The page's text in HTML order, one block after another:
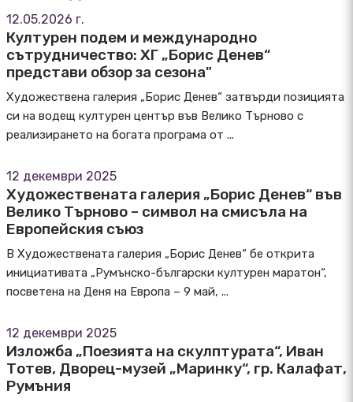
12.05.2026 г.
Културен подем и международно
сътрудничество: ХГ „Борис Денев“
представи обзор за сезона"
Художествена галерия „Борис Денев“ затвърди позицията
си на водещ културен център във Велико Търново с
реализирането на богата програма от ...
12 декември 2025
Художествената галерия „Борис Денев“ във
Велико Търново – символ на смисъла на
Европейския съюз
В Художествената галерия „Борис Денев“ бе открита
инициативата „Румънско-български културен маратон“,
посветена на Деня на Европа – 9 май, ...
12 декември 2025
Изложба „Поезията на скулптурата“, Иван
Тотев, Дворец-музей „Маринку“, гр. Калафат,
Румъния